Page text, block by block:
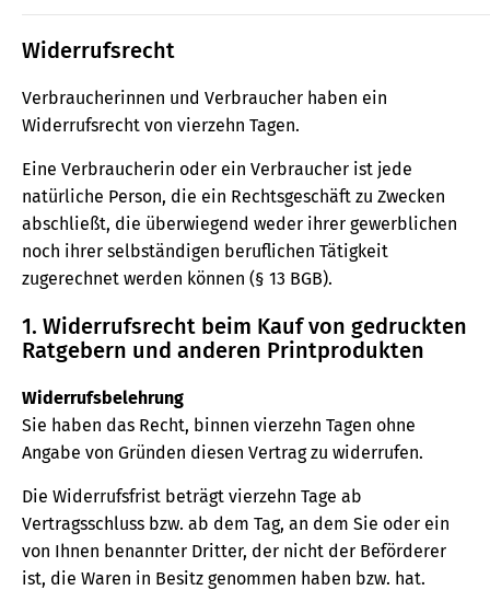
Widerrufsrecht
Verbraucherinnen und Verbraucher haben ein
Widerrufsrecht von vierzehn Tagen.
Eine Verbraucherin oder ein Verbraucher ist jede
natürliche Person, die ein Rechtsgeschäft zu Zwecken
abschließt, die überwiegend weder ihrer gewerblichen
noch ihrer selbständigen beruflichen Tätigkeit
zugerechnet werden können (§ 13 BGB).
1. Widerrufsrecht beim Kauf von gedruckten
Ratgebern und anderen Printprodukten
Widerrufsbelehrung
Sie haben das Recht, binnen vierzehn Tagen ohne
Angabe von Gründen diesen Vertrag zu widerrufen.
Die Widerrufsfrist beträgt vierzehn Tage ab
Vertragsschluss bzw. ab dem Tag, an dem Sie oder ein
von Ihnen benannter Dritter, der nicht der Beförderer
ist, die Waren in Besitz genommen haben bzw. hat.